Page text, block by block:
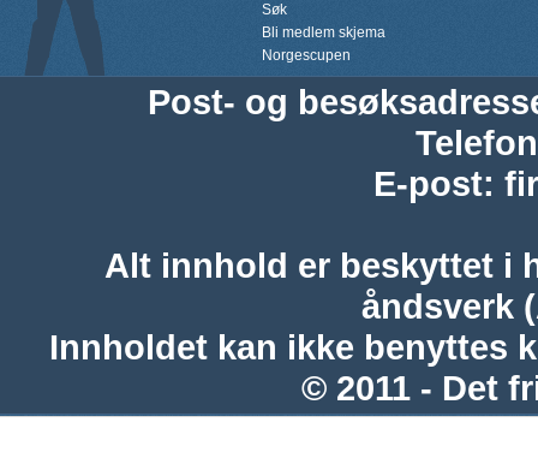
Søk
Bli medlem skjema
Norgescupen
Post- og
Telefon
E-post:
Alt innhold er beskyttet i
åndsverk
Innholdet kan ikke benyttes
© 2011 - Det